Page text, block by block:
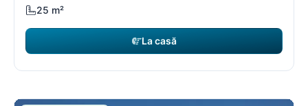
25 m²
La casă